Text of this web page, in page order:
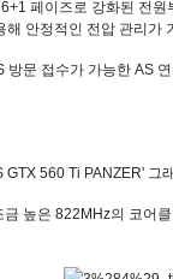
페이즈로 강화된 전
안정적인 전압 관리
문 접수가 가능한 AS
560 Ti PANZER' 그
높은 822MHz의 코